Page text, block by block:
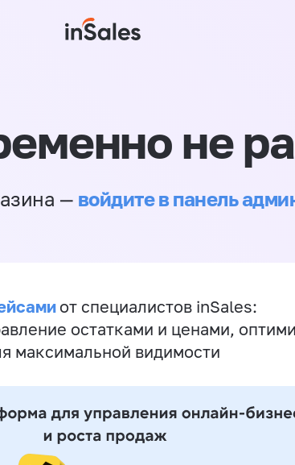
не
— войдите в панель
от специалистов inSales:
остатками и ценами,
максимальной видимости